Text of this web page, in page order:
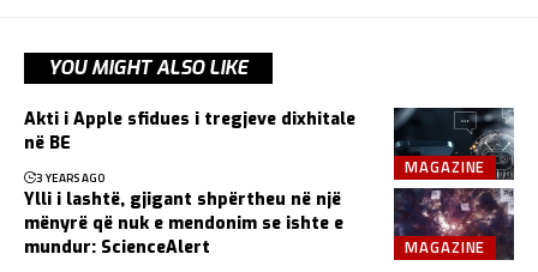
YOU MIGHT ALSO LIKE
MAGAZINE
Akti i Apple sfidues i tregjeve dixhitale
në BE
3 YEARS AGO
MAGAZINE
Ylli i lashtë, gjigant shpërtheu në një
mënyrë që nuk e mendonim se ishte e
mundur: ScienceAlert